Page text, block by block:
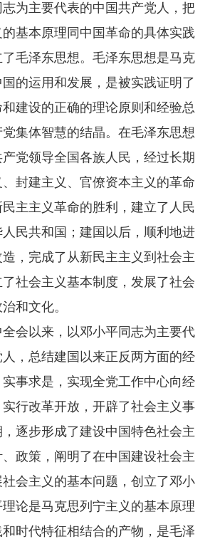
志为主要代表的中国共产党人，把
基本原理同中国革命的具体实践
毛泽东思想。毛泽东思想是马克
的运用和发展，是被实践证明了
建设的正确的理论原则和经验总
集体智慧的结晶。在毛泽东思想
党领导全国各族人民，经过长期
封建主义、官僚资本主义的革命
主主义革命的胜利，建立了人民
民共和国；建国以后，顺利地进
，完成了从新民主主义到社会主
社会主义基本制度，发展了社会
和文化。
会以来，以邓小平同志为主要代
，总结建国以来正反两方面的经
事求是，实现全党工作中心向经
行改革开放，开辟了社会主义事
逐步形成了建设中国特色社会主
政策，阐明了在中国建设社会主
会主义的基本问题，创立了邓小
论是马克思列宁主义的基本原理
和时代特征相结合的产物，是毛泽